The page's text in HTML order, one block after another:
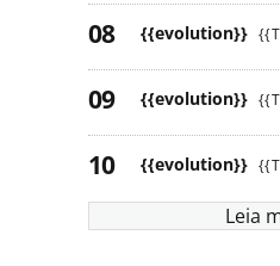
{{evolution}}
{{evolution}}
{{evolution}}
Leia